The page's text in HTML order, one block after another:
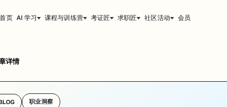
首页 AI 学习 课程与训练营 考证匠 求职匠 社区活动 会员
新闻各有分量。一是 UQ 联合 IHME 等机构在《柳叶刀》发布迄今最
最大规模研究:全球 12 亿人患心理疾病，超癌
详情
职业洞察